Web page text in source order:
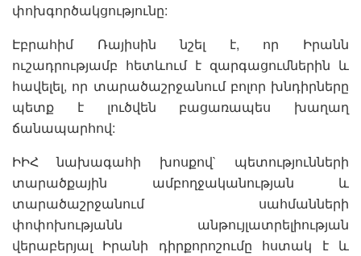
փոխգործակցությունը:
Էբրահիմ Ռայիսին նշել է, որ Իրանն
ուշադրությամբ հետևում է զարգացումներին և
հավելել, որ տարածաշրջանում բոլոր խնդիրները
պետք է լուծվեն բացառապես խաղաղ
ճանապարհով:
ԻԻՀ նախագահի խոսքով` պետությունների
տարածքային ամբողջականության և
տարածաշրջանում սահմանների
փոփոխությանն անթույլատրելիության
վերաբերյալ Իրանի դիրքորոշումը հստակ է և